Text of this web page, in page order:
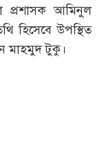
প্রশাসক আমিনুল
হিসেবে উপস্থিত
মাহমুদ টুকু।